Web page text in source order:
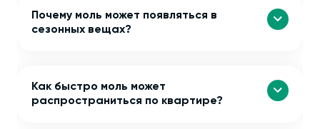
Почему моль может появляться в
сезонных вещах?
Как быстро моль может
распространиться по квартире?